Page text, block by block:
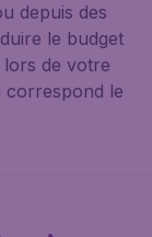
depuis des
le budget
de votre
le